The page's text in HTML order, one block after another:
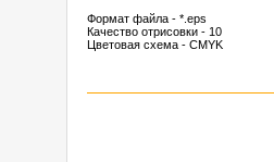
Формат файла - *.eps
Качество отрисовки - 10
Цветовая схема - CMYK